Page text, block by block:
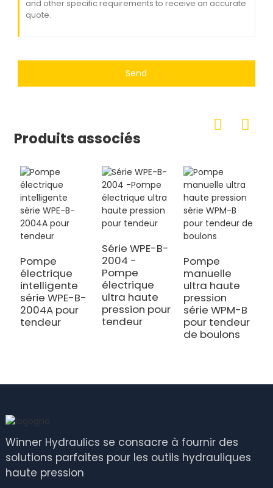
Send
Produits associés
Pompe
électrique
intelligente
série WPE-B-
2004A pour
tendeur
Série WPE-B-
2004 -
Pompe
électrique
ultra haute
pression pour
tendeur
Pompe
manuelle
ultra haute
pression
série WPM-B
pour tendeur
de boulons
Winner Hydraulics se consacre à fournir des
solutions parfaites pour les outils hydrauliques
haute pression